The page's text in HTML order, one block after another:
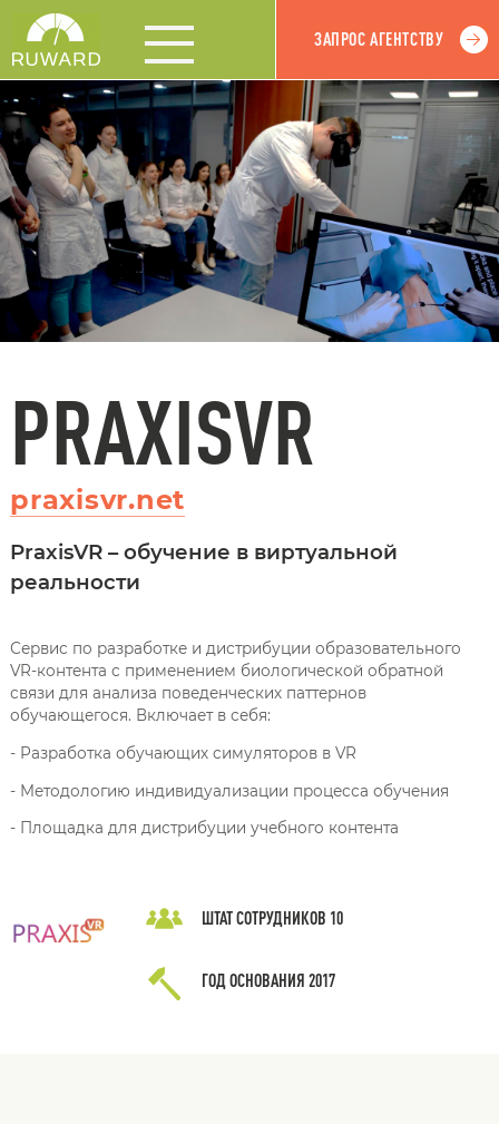
ЗАПРОС АГЕНТСТВУ
PRAXISVR
praxisvr.net
PraxisVR – обучение в виртуальной
реальности
Сервис по разработке и дистрибуции образовательного
VR-контента с применением биологической обратной
связи для анализа поведенческих паттернов
обучающегося. Включает в себя:
- Разработка обучающих симуляторов в VR
- Методологию индивидуализации процесса обучения
- Площадка для дистрибуции учебного контента
ШТАТ СОТРУДНИКОВ 10
ГОД ОСНОВАНИЯ 2017